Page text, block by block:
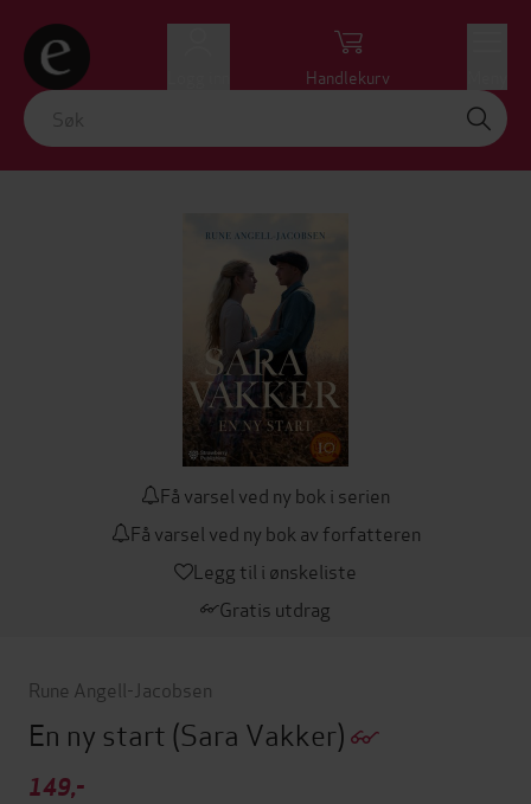
Handlekurv
Få varsel ved ny bok i serien
Få varsel ved ny bok av forfatteren
Legg til i ønskeliste
Gratis utdrag
Rune Angell-Jacobsen
En ny start (Sara Vakker)
149,-